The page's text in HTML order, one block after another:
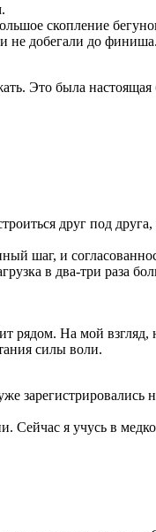
скопление
не добегали до финиша.
Это была
друг под
шаг, и
в два-три раза
рядом. На мой взгляд,
силы воли.
зарегистрировались
Сейчас я учусь в